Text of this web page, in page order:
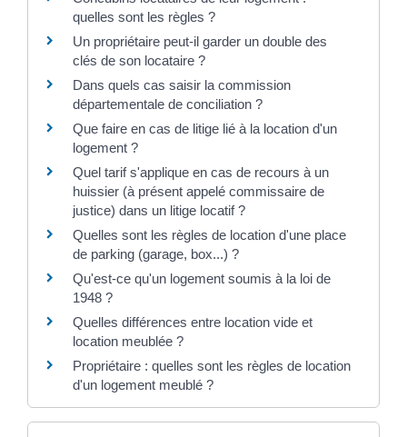
quelles sont les règles ?
Un propriétaire peut-il garder un double des
clés de son locataire ?
Dans quels cas saisir la commission
départementale de conciliation ?
Que faire en cas de litige lié à la location d'un
logement ?
Quel tarif s'applique en cas de recours à un
huissier (à présent appelé commissaire de
justice) dans un litige locatif ?
Quelles sont les règles de location d'une place
de parking (garage, box...) ?
Qu'est-ce qu'un logement soumis à la loi de
1948 ?
Quelles différences entre location vide et
location meublée ?
Propriétaire : quelles sont les règles de location
d'un logement meublé ?